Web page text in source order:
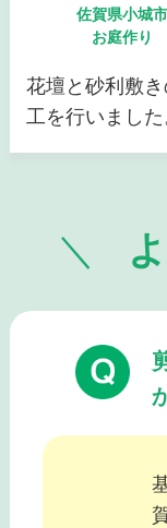
佐賀県小城市
お庭作り
花壇と砂利敷
工を行いました